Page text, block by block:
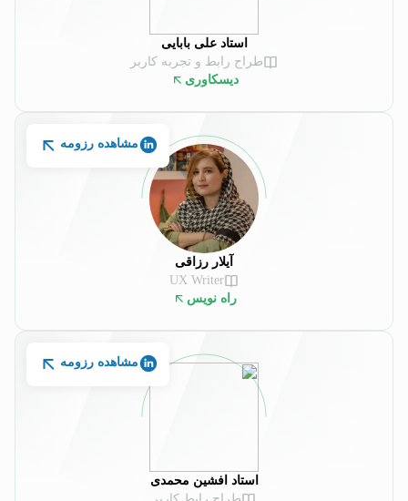
استاد علی بابایی
طراح رابط و تجربه کاربر
دیسکاوری
مشاهده رزومه
آیلار رزاقی
UX Writer
راه نویس
مشاهده رزومه
استاد افشین محمدی